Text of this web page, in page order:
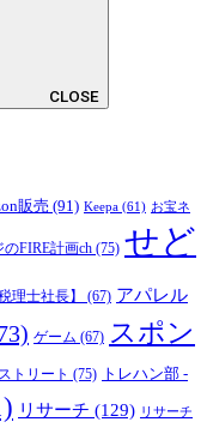
CLOSE
販売 (91) Keepa (61) お宝ネ
FIRE計画ch (75) せど
理士社長】 (67) アパレル
ゲーム (67) スポン
トリート (75) トレハン部 -
リサーチ (129) リサーチ